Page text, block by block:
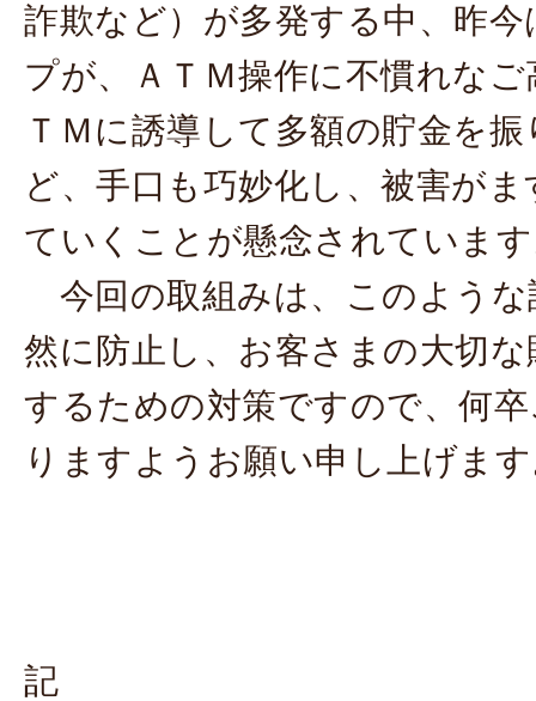
詐欺など）が多発する中、昨
プが、ＡＴＭ操作に不慣れな
ＴＭに誘導して多額の貯金を
ど、手口も巧妙化し、被害が
ていくことが懸念されていま
今回の取組みは、このような
然に防止し、お客さまの大切
するための対策ですので、何
りますようお願い申し上げま
記